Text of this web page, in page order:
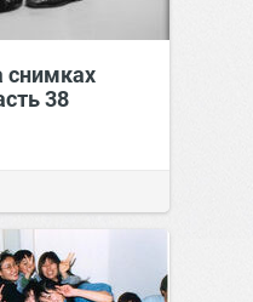
снимках
38